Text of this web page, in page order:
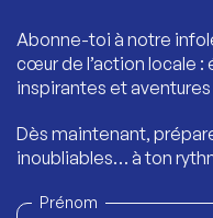
Abonne-toi à notre
cœur de l’action locale
inspirantes et
Dès maintenant,
inoubliables… à ton
Prénom